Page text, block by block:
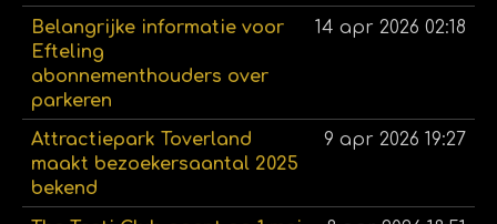
Belangrijke informatie voor
Efteling
abonnementhouders over
parkeren
14 apr 2026 02:18
Attractiepark Toverland
maakt bezoekersaantal 2025
bekend
9 apr 2026 19:27